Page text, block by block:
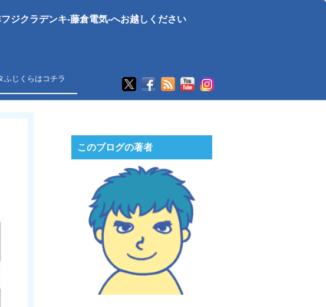
ジクラデンキ-藤倉電気-へお越しください
ふじくらはコチラ
このブログの著者